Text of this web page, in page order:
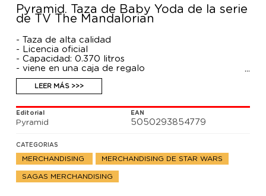
Pyramid. Taza de Baby Yoda de la serie
de TV The Mandalorian
- Taza de alta calidad
- Licencia oficial
- Capacidad: 0.370 litros
- viene en una caja de regalo
LEER MÁS >>>
Editorial
Pyramid
EAN
5050293854779
CATEGORIAS
MERCHANDISING MERCHANDISING DE STAR WARS
SAGAS MERCHANDISING